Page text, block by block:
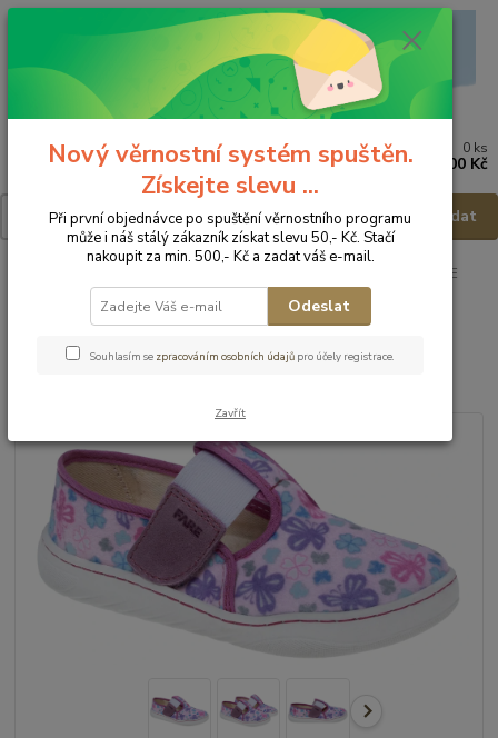
Menu
Hledat
0 ks
0,00 Kč
FARE
MID-WIDE Domácí obuv 7001453 - vel.30
FARE MID-WIDE Domácí obuv
7001453 - vel.30
Nový věrnostní systém spuštěn.
Získejte slevu ...
Při první objednávce po spuštění věrnostního programu
může i náš stálý zákazník získat slevu 50,- Kč. Stačí
nakoupit za min. 500,- Kč a zadat váš e-mail.
Odeslat
Souhlasím se zpracováním osobních údajů pro účely registrace.
Zavřít